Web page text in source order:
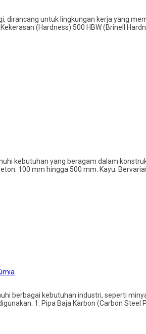
dirancang untuk lingkungan kerja yang
(Hardness) 500 HBW (Brinell
kebutuhan yang beragam dalam
100 mm hingga 500 mm. Kayu:
berbagai kebutuhan industri, seperti
1. Pipa Baja Karbon (Carbon